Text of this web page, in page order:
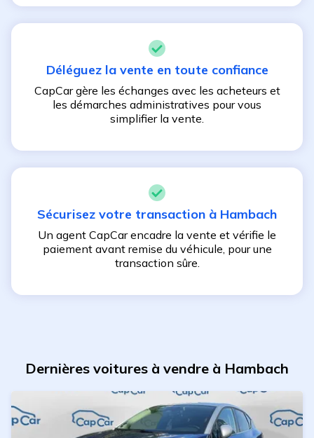
Déléguez la vente en toute confiance
CapCar gère les échanges avec les acheteurs et
les démarches administratives pour vous
simplifier la vente.
Sécurisez votre transaction à Hambach
Un agent CapCar encadre la vente et vérifie le
paiement avant remise du véhicule, pour une
transaction sûre.
Dernières voitures à vendre à Hambach